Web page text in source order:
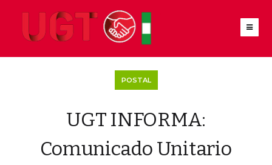
POSTAL
UGT INFORMA:
Comunicado Unitario